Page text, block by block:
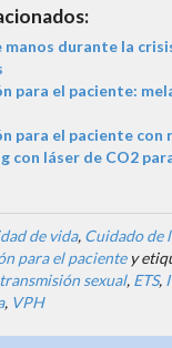
manos durante la
para el paciente:
para el paciente con
con láser de CO2
de vida, Cuidado de
para el pacientey
sexual, ETS,
, VPH